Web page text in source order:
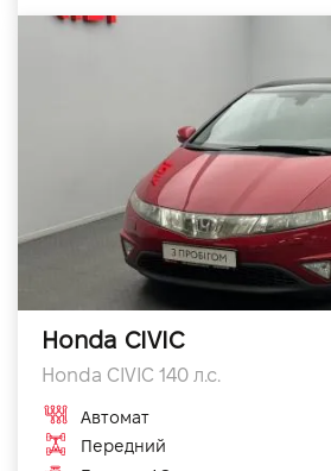
Honda CIVIC
Honda CIVIC 140 л.с.
Автомат
Передний